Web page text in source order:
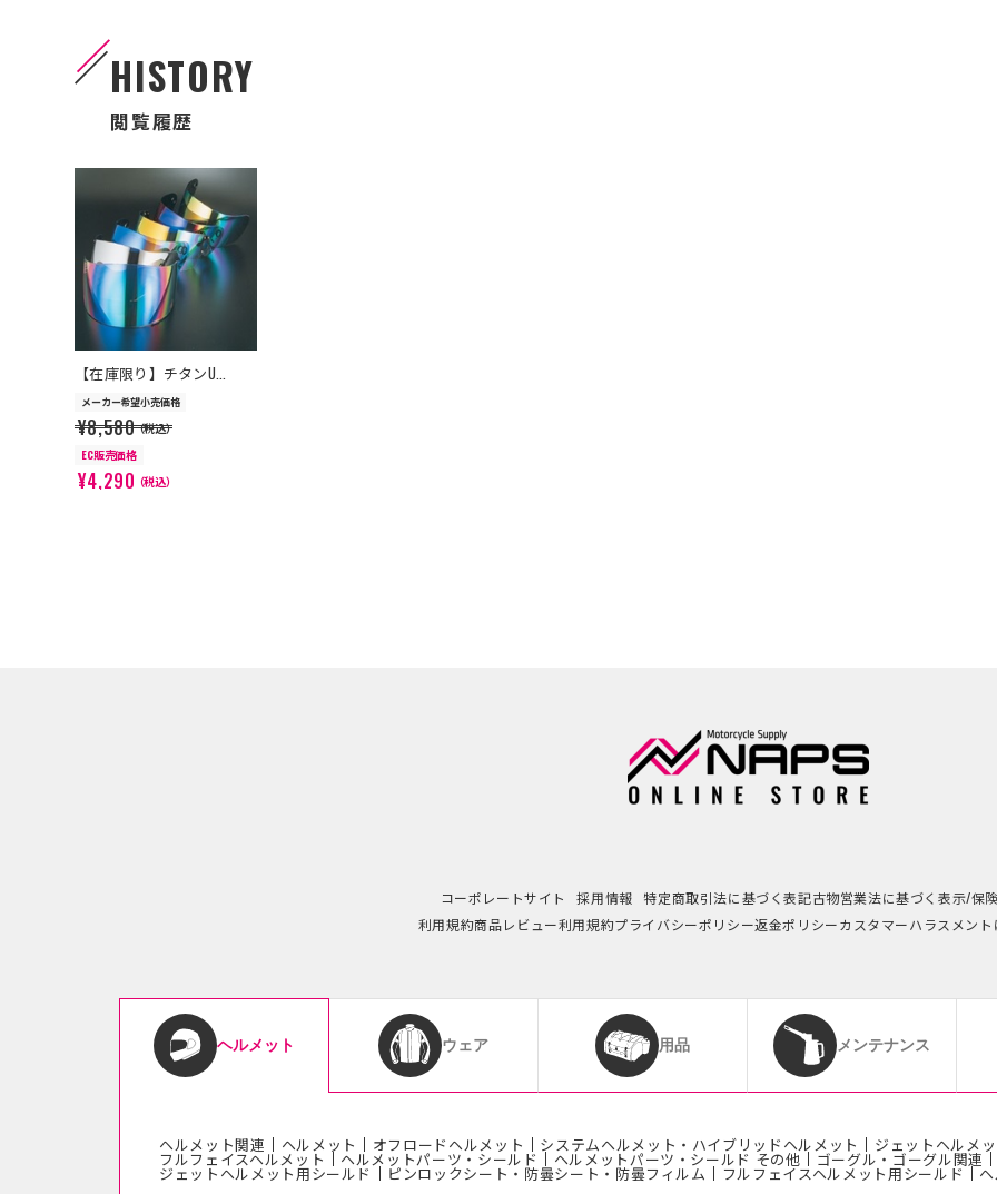
HISTORY
閲覧履歴
【在庫限り】チタンU...
メーカー希望小売価格
¥8,580（税込）
EC販売価格
¥4,290（税込）
>
コーポレートサイト 採用情報 特定商取引法に基づく表記古物営業法に基づく表示/保
利用規約商品レビュー利用規約プライバシーポリシー返金ポリシーカスタマーハラスメン
ヘルメット
ヘルメット関連 ヘルメット オフロードヘルメット システムヘルメット・ハイブリッドヘルメット ジェットヘルメ
フルフェイスヘルメット ヘルメットパーツ・シールド ヘルメットパーツ・シールド その他 ゴーグル・ゴーグル関連
ジェットヘルメット用シールド ピンロックシート・防曇シート・防曇フィルム フルフェイスヘルメット用シールド
ウェア 用品 メンテナンス